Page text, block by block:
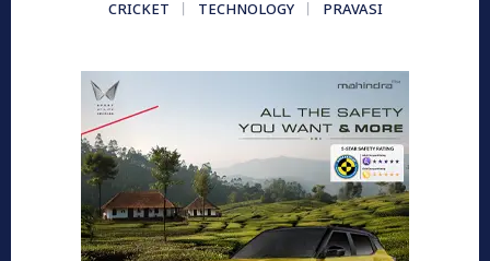
CRICKET
TECHNOLOGY PRAVASI